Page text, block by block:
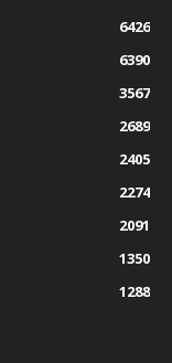
6426
6390
3567
2689
2405
2274
2091
1350
1288